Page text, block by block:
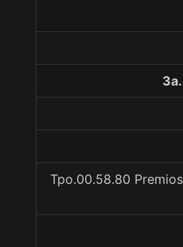
Tpo.00.58.80